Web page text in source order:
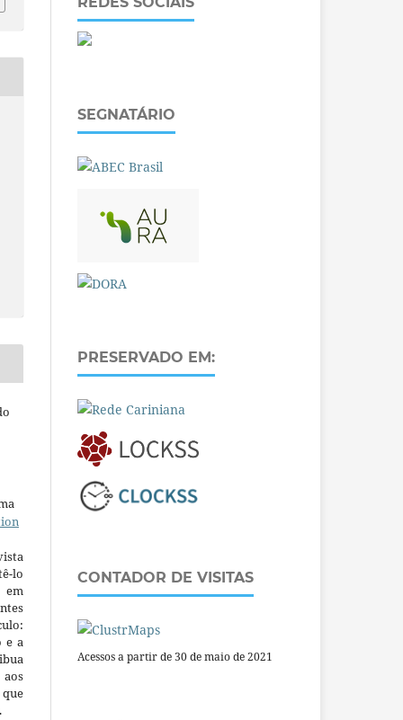
lo
em
e a
SEGNATÁRIO
PRESERVADO EM:
CONTADOR DE VISITAS
Acessos a partir de 30 de maio de 2021